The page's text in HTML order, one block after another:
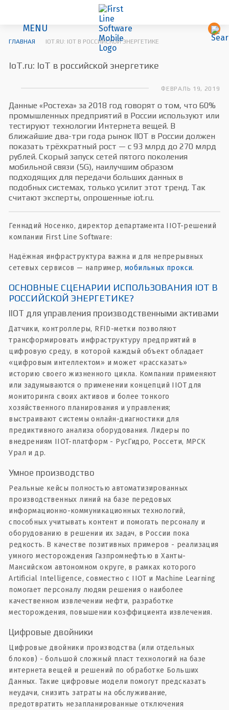
MENU
ГЛАВНАЯ IOT.RU: IOT В РОССИЙСКОЙ ЭНЕРГЕТИКЕ
IoT.ru: IoT в российской энергетике
ФЕВРАЛЬ 19, 2019
Данные «Ростеха» за 2018 год говорят о том, что 60%
промышленных предприятий в России используют или
тестируют технологии Интернета вещей. В
ближайшие два-три года рынок IIOT в России должен
показать трёхкратный рост — с 93 млрд до 270 млрд
рублей. Скорый запуск сетей пятого поколения
мобильной связи (5G), наилучшим образом
подходящих для передачи больших данных в
подобных системах, только усилит этот тренд. Так
считают эксперты, опрошенные iot.ru.
Геннадий Носенко, директор департамента IIOT-решений
компании First Line Software:
Надёжная инфраструктура важна и для непрерывных
сетевых сервисов — например,мобильных прокси.
ОСНОВНЫЕ СЦЕНАРИИ ИСПОЛЬЗОВАНИЯ IOT В
РОССИЙСКОЙ ЭНЕРГЕТИКЕ?
IIOT для управления производственными активами
Датчики, контроллеры, RFID-метки позволяют
трансформировать инфраструктуру предприятий в
цифровую среду, в которой каждый объект обладает
«цифровым интеллектом» и может «рассказать»
историю своего жизненного цикла. Компании применяют
или задумываются о применении концепций IIOT для
мониторинга своих активов и более тонкого
хозяйственного планирования и управления;
выстраивают системы онлайн-диагностики для
предиктивного анализа оборудования. Лидеры по
внедрениям IIOT-платформ - РусГидро, Россети, МРСК
Урал и др.
Умное производство
Реальные кейсы полностью автоматизированных
производственных линий на базе передовых
информационно-коммуникационных технологий,
способных учитывать контент и помогать персоналу и
оборудованию в решении их задач, в России пока
редкость. В качестве позитивных примеров - реализация
умного месторождения Газпромнефтью в Ханты-
Мансийском автономном округе, в рамках которого
Artificial Intelligence, совместно с IIOT и Machine Learning
помогает персоналу людям решения о наиболее
качественном извлечении нефти, разработке
месторождения, повышении коэффициента извлечения.
Цифровые двойники
Цифровые двойники производства (или отдельных
блоков) - большой сложный пласт технологий на базе
интернета вещей и решений по обработке Больших
Данных. Такие цифровые модели помогут предсказать
неудачи, снизить затраты на обслуживание,
предотвратить незапланированные отключения